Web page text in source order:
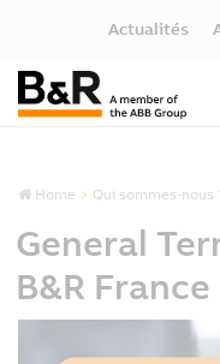
Actualités
Home Qui sommes-nous
General
B&R France